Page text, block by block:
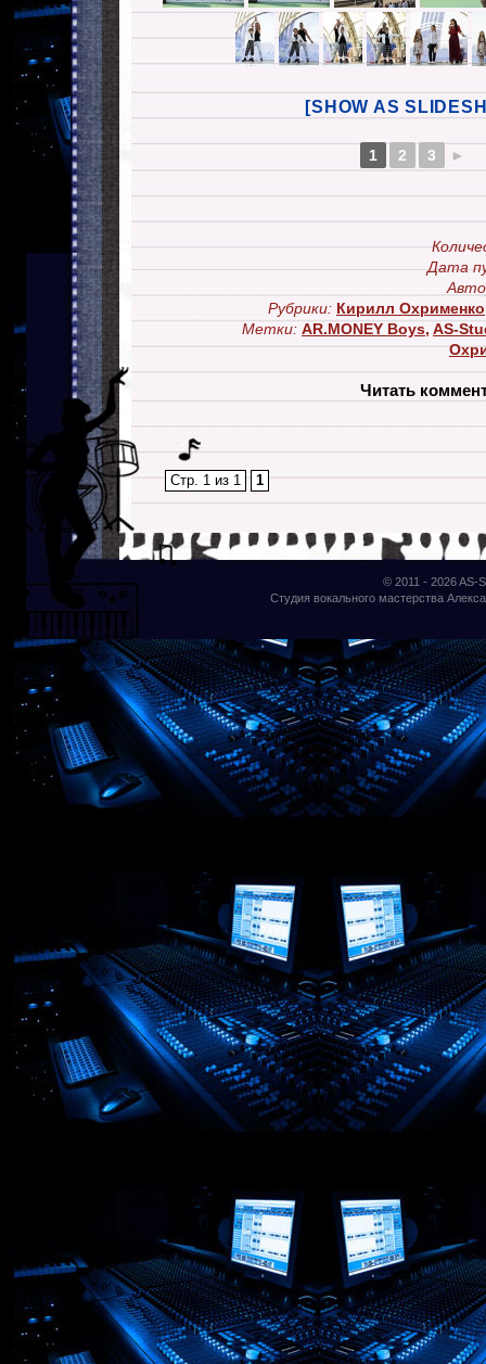
[SHOW AS
1 2 3 ►
Дата
Рубрики: Кирилл Охрименко
Метки: AR.MONEY Boys, AS-
Читать
Стр. 1 из 1 1
© 2011 - 2026AS-
Студия вокального мастерства